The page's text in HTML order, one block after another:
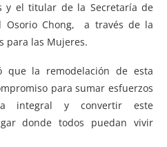
y el titular de la Secretaría de
Osorio Chong, a través de la
para las Mujeres.
que la remodelación de esta
para sumar esfuerzos
integral y convertir este
donde todos puedan vivir